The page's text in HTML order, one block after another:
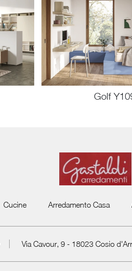
Golf
Cucine Arredamento Casa
Via Cavour, 9 - 18023 Cosio